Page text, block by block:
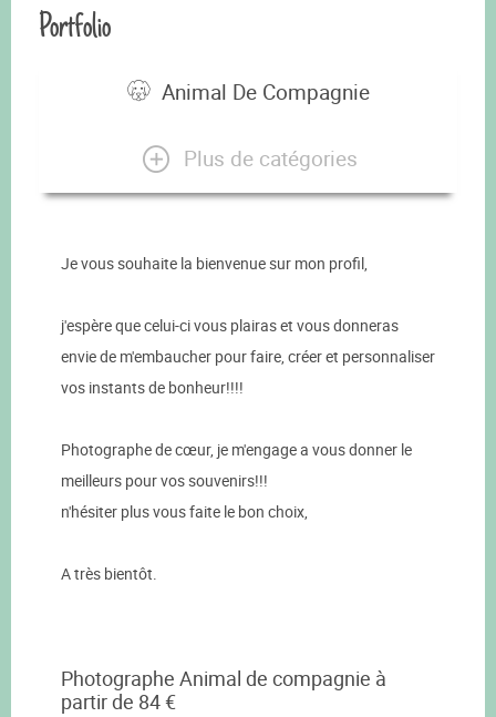
Portfolio
Animal De Compagnie
Plus de catégories
Je vous souhaite la bienvenue sur mon profil,
j'espère que celui-ci vous plairas et vous donneras
envie de m'embaucher pour faire, créer et personnaliser
vos instants de bonheur!!!!
Photographe de cœur, je m'engage a vous donner le
meilleurs pour vos souvenirs!!!
n'hésiter plus vous faite le bon choix,
A très bientôt.
Photographe Animal de compagnie à
partir de 84 €